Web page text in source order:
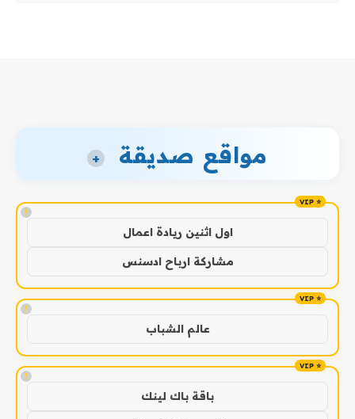
مواقع صديقة +
!
اول اثنين ريادة اعمال
مشاركة ارباح ادسنس
!
عالم الشباب
!
باقة باك لينك